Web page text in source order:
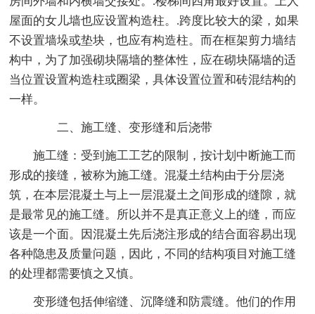
屋面的女儿墙也应设置构造柱。.跨度比较大的梁，如果
不设置墙垛或垫块，也应有构造柱。而在框架剪力墙结
构中，为了加强砌块隔墙的整体性，应在砌块隔墙的适
当位置设置构造柱或圈梁，具体设置位置和砖混结构的
一样。
二、施工缝、变形缝和后浇带
施工缝：受到施工工艺的限制，按计划中断施工而
形成的接缝，被称为施工缝。混凝土结构由于分层浇
筑，在本层混凝土与上一层混凝土之间形成的缝隙，就
是最常见的施工缝。所以并不是真正意义上的缝，而应
该是一个面。因混凝土先后浇注形成的结合面容易出现
各种隐患及质量问题，因此，不同的结构项目对施工缝
的处理都需要慎之又慎。
变形缝包括伸缩缝、沉降缝和防震缝。他们的作用